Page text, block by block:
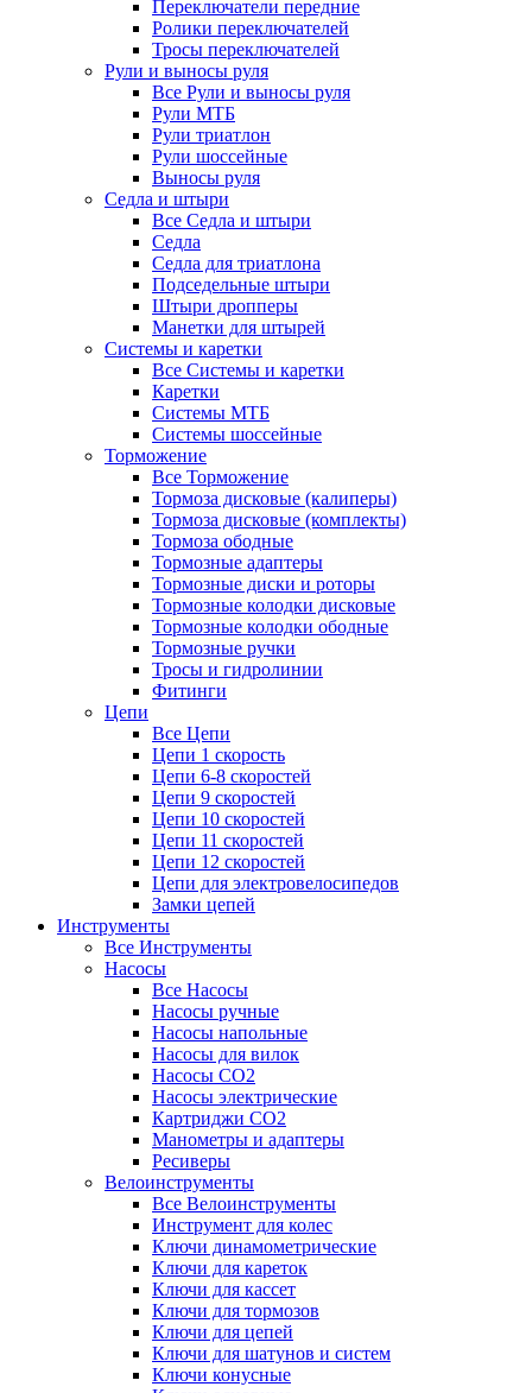
Переключатели передние
Ролики переключателей
Тросы переключателей
Рули и выносы руля
Все Рули и выносы руля
Рули МТБ
Рули триатлон
Рули шоссейные
Выносы руля
Седла и штыри
Все Седла и штыри
Седла
Седла для триатлона
Подседельные штыри
Штыри дропперы
Манетки для штырей
Системы и каретки
Все Системы и каретки
Каретки
Системы МТБ
Системы шоссейные
Торможение
Все Торможение
Тормоза дисковые (калиперы)
Тормоза дисковые (комплекты)
Тормоза ободные
Тормозные адаптеры
Тормозные диски и роторы
Тормозные колодки дисковые
Тормозные колодки ободные
Тормозные ручки
Тросы и гидролинии
Фитинги
Цепи
Все Цепи
Цепи 1 скорость
Цепи 6-8 скоростей
Цепи 9 скоростей
Цепи 10 скоростей
Цепи 11 скоростей
Цепи 12 скоростей
Цепи для электровелосипедов
Замки цепей
Инструменты
Все Инструменты
Насосы
Все Насосы
Насосы ручные
Насосы напольные
Насосы для вилок
Насосы CO2
Насосы электрические
Картриджи CO2
Манометры и адаптеры
Ресиверы
Велоинструменты
Все Велоинструменты
Инструмент для колес
Ключи динамометрические
Ключи для кареток
Ключи для кассет
Ключи для тормозов
Ключи для цепей
Ключи для шатунов и систем
Ключи конусные